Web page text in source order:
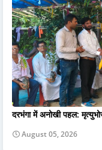
दरभंगा में अनोखी पहल:
August 05, 2026